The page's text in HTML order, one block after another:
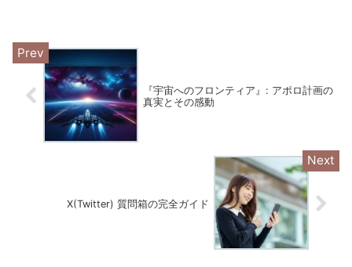
『宇宙へのフロンティア』: アポロ計画の
真実とその感動
X(Twitter) 質問箱の完全ガイド